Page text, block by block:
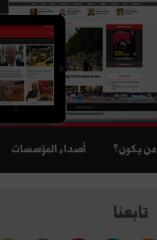
من يكون؟ أصداء المؤسسات
تابعنا